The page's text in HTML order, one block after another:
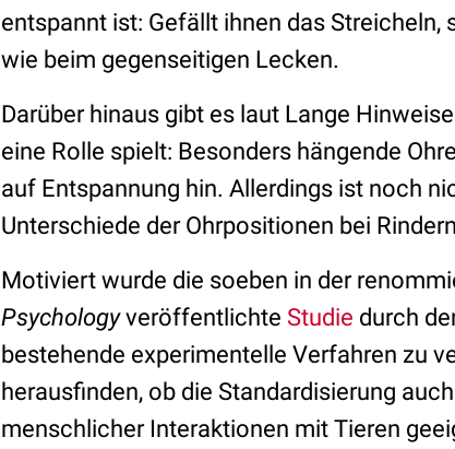
entspannt ist: Gefällt ihnen das Streicheln,
wie beim gegenseitigen Lecken.
Darüber hinaus gibt es laut Lange
eine Rolle spielt: Besonders hängende
auf Entspannung hin. Allerdings ist noch
Unterschiede der Ohrpositionen bei
Motiviert wurde die soeben in der
Psychologyveröffentlichte Studie durch
bestehende experimentelle Verfahren zu
herausfinden, ob die Standardisierung
menschlicher Interaktionen mit Tieren